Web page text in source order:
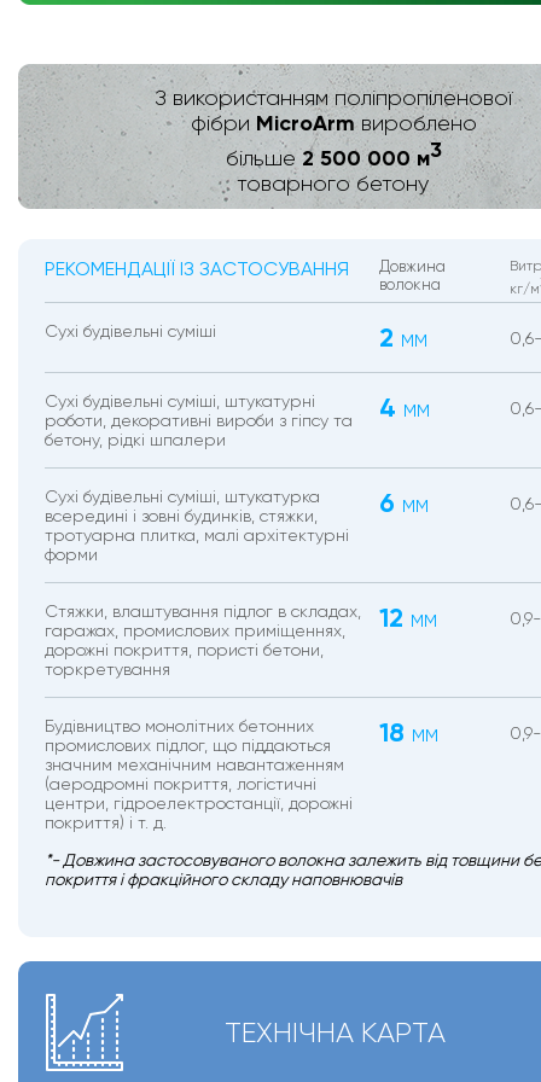
З використанням поліпропіленової
фібри MicroArmвироблено
більше2 500 000 м3
товарного бетону
ТЕХНІЧНА КАРТА
РЕКОМЕНДАЦІЇ ІЗ ЗАСТОСУВАННЯ
Довжина
волокна
кг/м
Сухі будівельні суміші 2 мм
Сухі будівельні суміші, штукатурні
роботи, декоративні вироби з гіпсу та
бетону, рідкі шпалери
4 мм
Сухі будівельні суміші, штукатурка
всередині і зовні будинків, стяжки,
тротуарна плитка, малі архітектурні
форми
6 мм 0,6-
Стяжки, влаштування підлог в складах,
гаражах, промислових приміщеннях,
дорожні покриття, пористі бетони,
торкретування
12 мм
Будівництво монолітних бетонних
промислових підлог, що піддаються
значним механічним навантаженням
(аеродромні покриття, логістичні
центри, гідроелектростанції, дорожні
покриття) і т. д.
18 мм
*- Довжина застосовуваного волокна залежить від товщини
покриття і фракційного складу наповнювачів